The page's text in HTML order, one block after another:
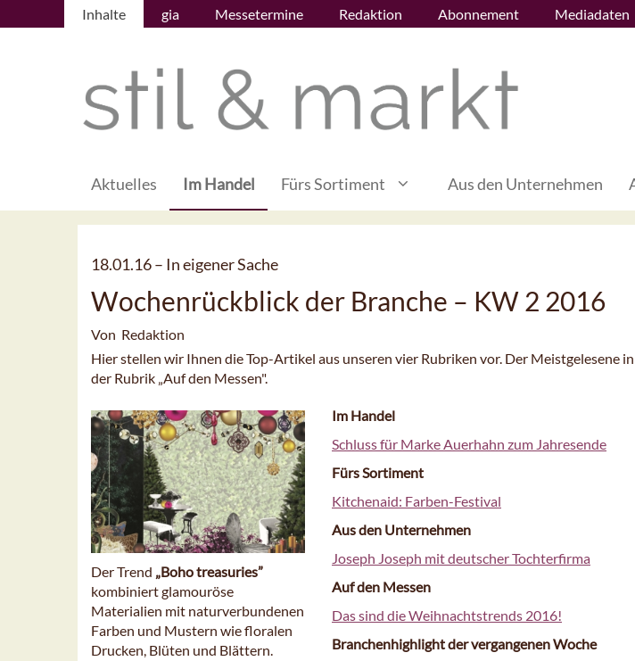
Inhalte gia Messetermine Redaktion Abonnement Mediadaten
Aktuelles Im Handel Fürs Sortiment Aus den Unternehmen
18.01.16 – In eigener Sache
Wochenrückblick der Branche – KW 2 2016
Von Redaktion
Hier stellen wir Ihnen die Top-Artikel aus unseren vier Rubriken vor. Der Meistgelesene
der Rubrik „Auf den Messen".
Der Trend „Boho treasuries”
kombiniert glamouröse
Materialien mit naturverbundenen
Farben und Mustern wie floralen
Drucken, Blüten und Blättern.
Im Handel
Schluss für Marke Auerhahn zum Jahresende
Fürs Sortiment
Kitchenaid: Farben-Festival
Aus den Unternehmen
Joseph Joseph mit deutscher Tochterfirma
Auf den Messen
Das sind die Weihnachtstrends 2016!
Branchenhighlight der vergangenen Woche